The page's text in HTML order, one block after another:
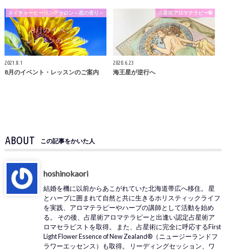
ネイチャーヒーリングサロン～星の香り～
2021.8.1
8月のイベント・レッスンのご案内
占星術アロマテラピー®
2020.6.23
海王星が逆行へ
ABOUT この記事をかいた人
hoshinokaori
結婚を機に以前からあこがれていた北海道帯広へ移住。 星
とハーブに囲まれて自然と共に生きるホリスティックライフ
を実践、アロマテラピーやハーブの講師として活動を始め
る。 その後、占星術アロマテラピーと出逢い認定占星術ア
ロマセラピストを取得。 また、占星術に完全に呼応するFirst
Light Flower Essence of New Zealand®（ニュージーランドフ
ラワーエッセンス）も取得。 リーディングセッション、ワ